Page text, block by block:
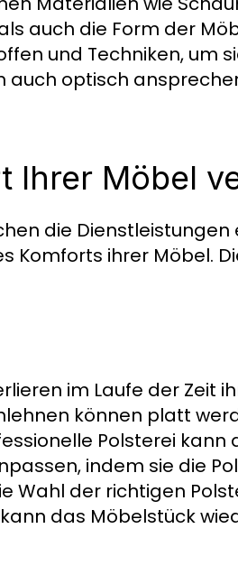
auch die Form der
und Techniken, um
auch optisch
Ihrer Möbel
die Dienstleistungen
Komforts ihrer Möbel.
im Laufe der Zeit
können platt
Polsterei kann
indem sie die
Wahl der richtigen
das Möbelstück